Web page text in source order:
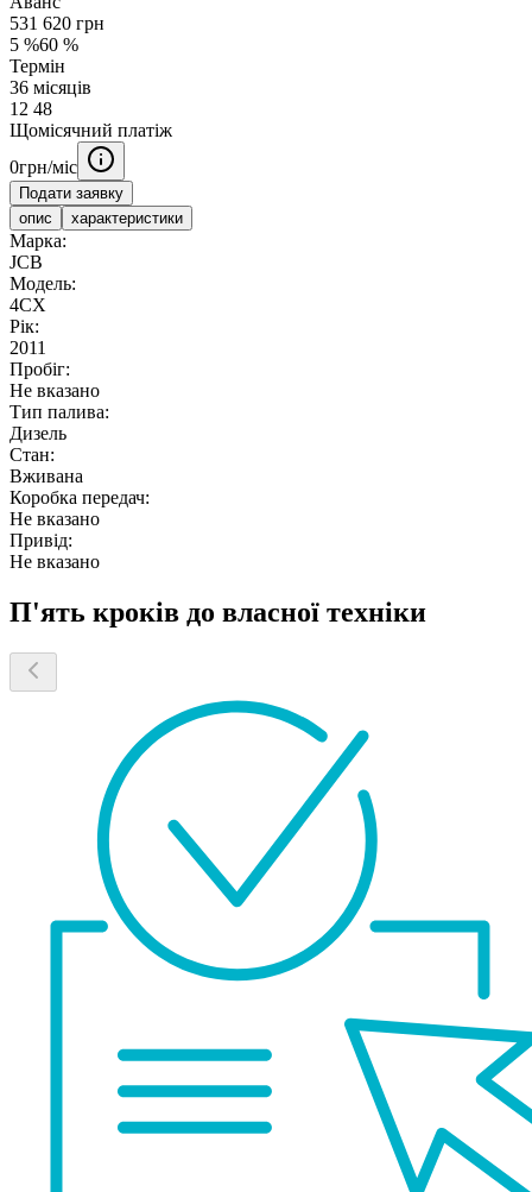
531 620 грн
5 %60 %
Термін
36 місяців
12 48
Щомісячний платіж
0грн/міс
Подати заявку
опис
характеристики
Марка:
JCB
Модель:
4CX
Рік:
2011
Пробіг:
Не вказано
Тип палива:
Дизель
Стан:
Вживана
Коробка передач:
Не вказано
Привід:
Не вказано
П'ять кроків до власної техніки